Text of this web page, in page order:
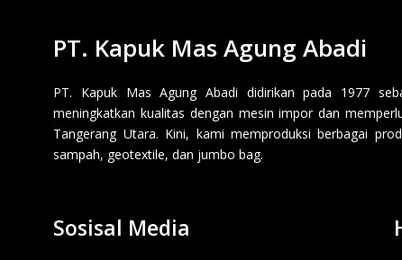
PT. Kapuk Mas Agung Abadi
PT. Kapuk Mas Agung Abadi didirikan pada 1977
meningkatkan kualitas dengan mesin impor dan
Tangerang Utara. Kini, kami memproduksi berbagai
sampah, geotextile, dan jumbo bag.
Sosisal Media